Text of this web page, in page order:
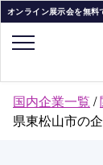
オンライン展示会を無料
国内企業一覧 /
県東松山市の